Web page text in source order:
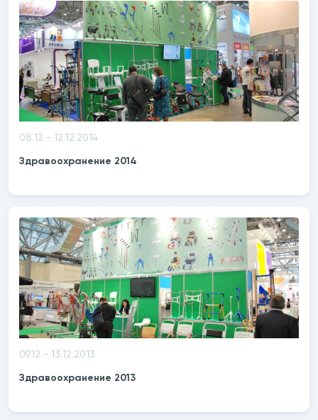
08.12 - 12.12.2014
Здравоохранение 2014
09.12 - 13.12.2013
Здравоохранение 2013